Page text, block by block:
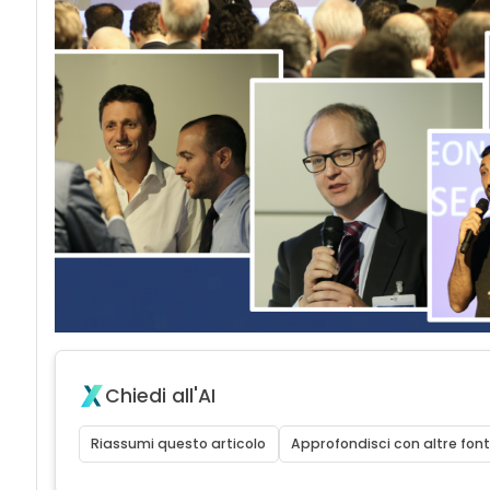
Chiedi all'AI
Riassumi questo articolo Approfondisci con altre